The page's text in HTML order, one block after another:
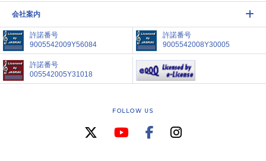
会社案内
許諾番号
9005542009Y56084
許諾番号
9005542008Y30005
許諾番号
005542005Y31018
FOLLOW US